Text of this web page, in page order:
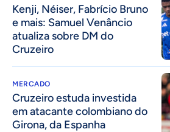
Kenji, Néiser, Fabrício Bruno
e mais: Samuel Venâncio
atualiza sobre DM do
Cruzeiro
MERCADO
Cruzeiro estuda investida
em atacante colombiano do
Girona, da Espanha